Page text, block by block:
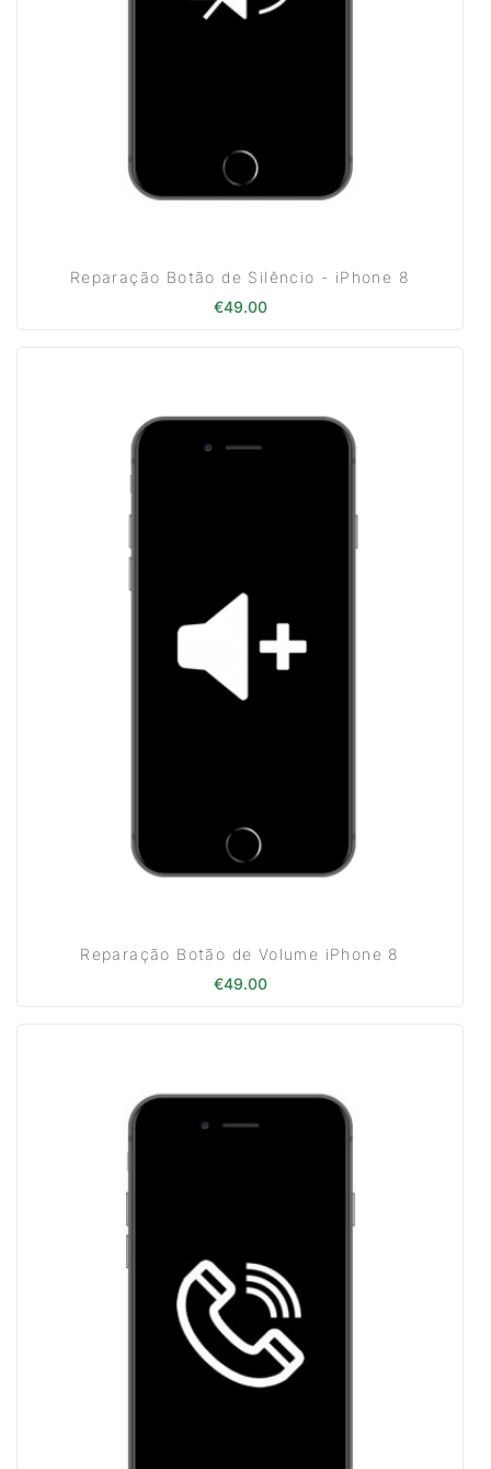
Reparação Botão de Silêncio - iPhone 8
€49.00
Reparação Botão de Volume iPhone 8
€49.00